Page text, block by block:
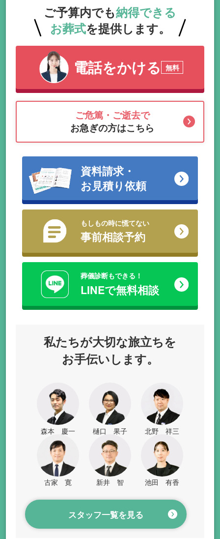
ご予算内でも納得できる
お葬式を提供します。
電話をかける 無料
ご危篤・ご逝去で
お急ぎの方はこちら
資料請求・
お見積り依頼
もしもの時に慌てない
事前相談予約
葬儀診断もできる！
LINEで無料相談
私たちが大切な旅立ちを
お手伝いします。
森本 慶一 樋口 果子 北野 祥三
古家 寛 新井 智 池田 有香
スタッフ一覧を見る